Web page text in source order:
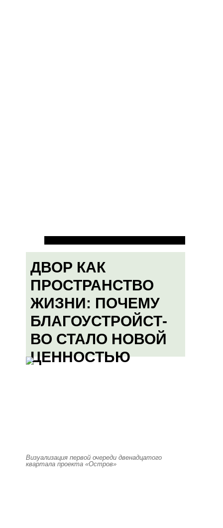
ДВОР КАК
ПРОСТРАНСТВО
ЖИЗНИ: ПОЧЕМУ
БЛАГОУСТРОЙСТ-
ВО СТАЛО НОВОЙ
ЦЕННОСТЬЮ
Визуализация первой очереди двенадцатого
квартала проекта «Остров»